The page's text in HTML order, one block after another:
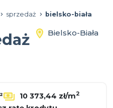
sprzedaż bielsko-biała
Bielsko-Biała
10 373,44 zł/m2